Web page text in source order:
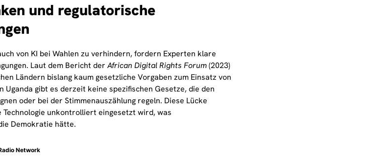
und regulatorische
von KI bei Wahlen zu verhindern, fordern Experten klare
Laut dem Bericht der African Digital Rights Forum(2023)
Ländern bislang kaum gesetzliche Vorgaben zum Einsatz von
Uganda gibt es derzeit keine spezifischen Gesetze, die den
oder bei der Stimmenauszählung regeln. Diese Lücke
Technologie unkontrolliert eingesetzt wird, was
Demokratie hätte.
Network